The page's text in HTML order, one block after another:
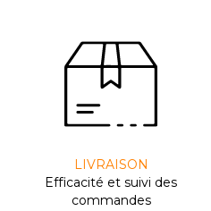
LIVRAISON
Efﬁcacité et suivi des
commandes